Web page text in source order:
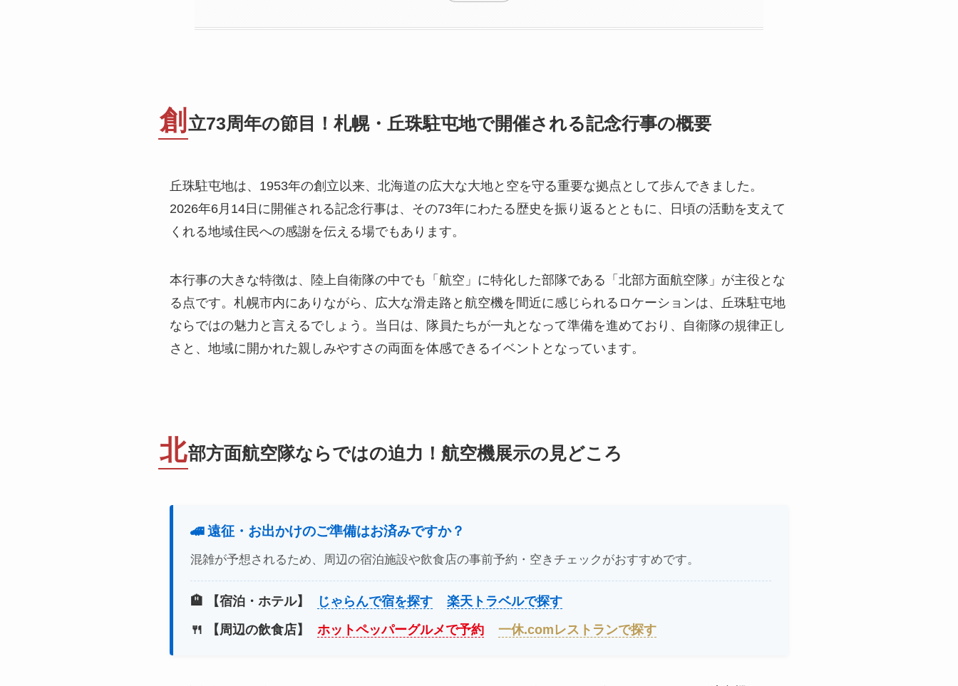
創 立73周年の節目！札幌・丘珠駐屯地で開催される記念行事の概要
丘珠駐屯地は、1953年の創立以来、北海道の広大な大地と空を守る重要な拠点として歩んできました。
2026年6月14日に開催される記念行事は、その73年にわたる歴史を振り返るとともに、日頃の活動を支えて
くれる地域住民への感謝を伝える場でもあります。
本行事の大きな特徴は、陸上自衛隊の中でも「航空」に特化した部隊である「北部方面航空隊」が主役とな
る点です。札幌市内にありながら、広大な滑走路と航空機を間近に感じられるロケーションは、丘珠駐屯地
ならではの魅力と言えるでしょう。当日は、隊員たちが一丸となって準備を進めており、自衛隊の規律正し
さと、地域に開かれた親しみやすさの両面を体感できるイベントとなっています。
北部方面航空隊ならではの迫力！航空機展示の見どころ
🚄 遠征・お出かけのご準備はお済みですか？
混雑が予想されるため、周辺の宿泊施設や飲食店の事前予約・空きチェックがおすすめです。
🏨 【宿泊・ホテル】 じゃらんで宿を探す
楽天トラベルで探す
🍴 【周辺の飲食店】
ホットペッパーグルメで予約 一休.comレストランで探す